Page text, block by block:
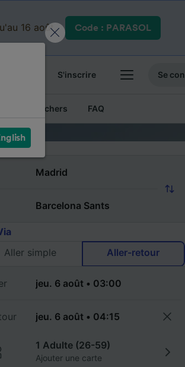
16 août. Code : PARASOL
S'inscrire Se
Billets pas chers FAQ
Aller simple
Aller-retour
1 Adulte (26-59)
Ajouter une carte